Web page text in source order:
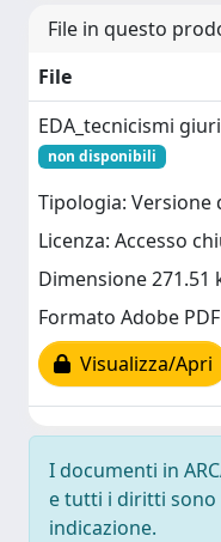
File in questo
File
EDA_tecnicismi
non disponibili
Tipologia: Versione
Licenza: Accesso
Dimensione 271.51
Formato Adobe PDF
Visualizza/Apri
I documenti in
e tutti i diritti sono
indicazione.